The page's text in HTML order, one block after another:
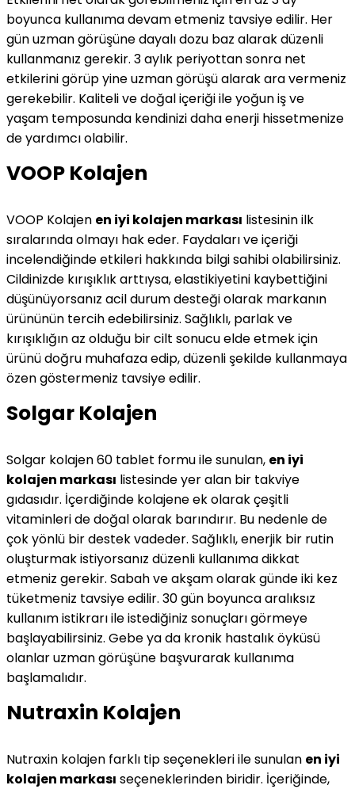
boyunca kullanıma devam etmeniz tavsiye edilir. Her
gün uzman görüşüne dayalı dozu baz alarak düzenli
kullanmanız gerekir. 3 aylık periyottan sonra net
etkilerini görüp yine uzman görüşü alarak ara vermeniz
gerekebilir. Kaliteli ve doğal içeriği ile yoğun iş ve
yaşam temposunda kendinizi daha enerji hissetmenize
de yardımcı olabilir.
VOOP Kolajen
VOOP Kolajen en iyi kolajen markası listesinin ilk
sıralarında olmayı hak eder. Faydaları ve içeriği
incelendiğinde etkileri hakkında bilgi sahibi olabilirsiniz.
Cildinizde kırışıklık arttıysa, elastikiyetini kaybettiğini
düşünüyorsanız acil durum desteği olarak markanın
ürününün tercih edebilirsiniz. Sağlıklı, parlak ve
kırışıklığın az olduğu bir cilt sonucu elde etmek için
ürünü doğru muhafaza edip, düzenli şekilde kullanmaya
özen göstermeniz tavsiye edilir.
Solgar Kolajen
Solgar kolajen 60 tablet formu ile sunulan, en iyi
kolajen markası listesinde yer alan bir takviye
gıdasıdır. İçerdiğinde kolajene ek olarak çeşitli
vitaminleri de doğal olarak barındırır. Bu nedenle de
çok yönlü bir destek vadeder. Sağlıklı, enerjik bir rutin
oluşturmak istiyorsanız düzenli kullanıma dikkat
etmeniz gerekir. Sabah ve akşam olarak günde iki kez
tüketmeniz tavsiye edilir. 30 gün boyunca aralıksız
kullanım istikrarı ile istediğiniz sonuçları görmeye
başlayabilirsiniz. Gebe ya da kronik hastalık öyküsü
olanlar uzman görüşüne başvurarak kullanıma
başlamalıdır.
Nutraxin Kolajen
Nutraxin kolajen farklı tip seçenekleri ile sunulan en iyi
kolajen markası seçeneklerinden biridir. İçeriğinde,